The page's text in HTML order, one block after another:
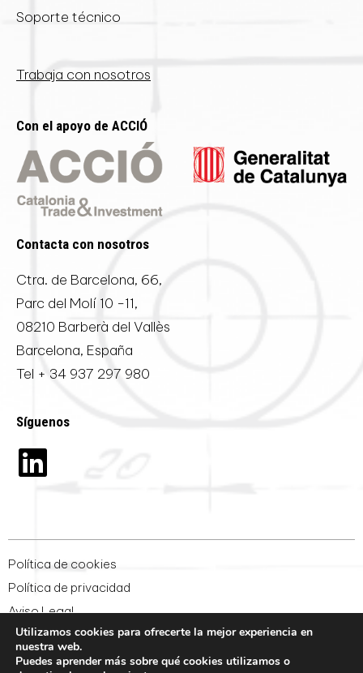
Soporte técnico
Trabaja con nosotros
Con el apoyo de ACCIÓ
Contacta con nosotros
Ctra. de Barcelona, 66,
Parc del Molí 10 -11,
08210 Barberà del Vallès
Barcelona, España
Tel + 34 937 297 980
Síguenos
Política de cookies
Política de privacidad
Aviso Legal
Condiciones generales de venta
Whistleblowing
Utilizamos cookies para ofrecerte la mejor experiencia en
nuestra web.
Puedes aprender más sobre qué cookies utilizamos o